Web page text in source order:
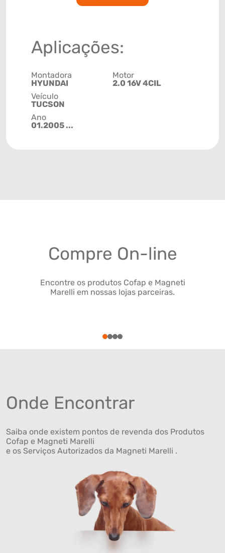
Aplicações:
Montadora
HYUNDAI
Veículo
TUCSON
Ano
01.2005 ...
Motor
2.0 16V 4CIL
Compre On-line
Encontre os produtos Cofap e Magneti
Marelli em nossas lojas parceiras.
1234
Onde Encontrar
Saiba onde existem pontos de revenda dos Produtos
Cofap e Magneti Marelli
e os Serviços Autorizados da Magneti Marelli .